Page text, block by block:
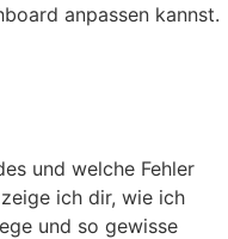
anpassen kannst.
und welche Fehler
ich dir, wie ich
und so gewisse